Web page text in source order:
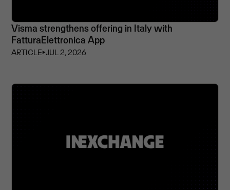
Visma strengthens offering in Italy with
FatturaElettronica App
ARTICLE⏵JUL 2, 2026